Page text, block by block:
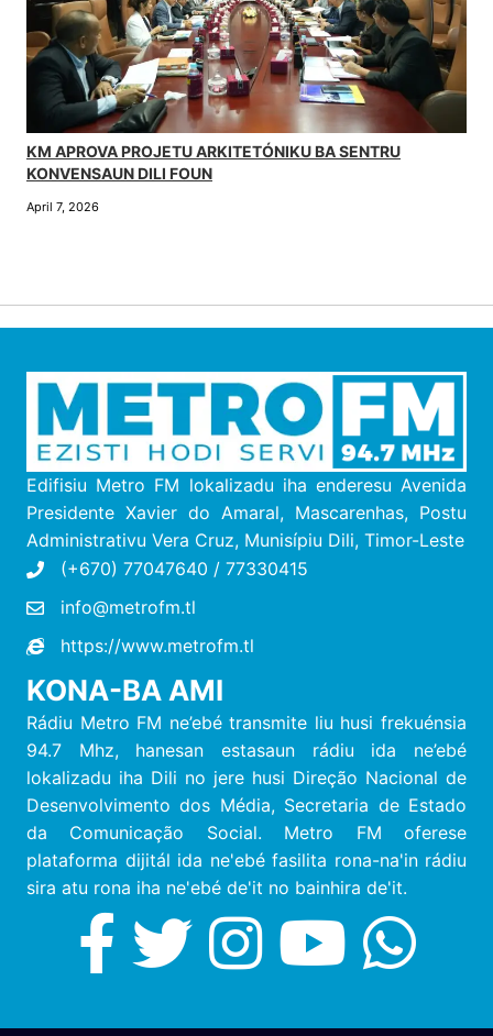
KM APROVA PROJETU ARKITETÓNIKU BA SENTRU
KONVENSAUN DILI FOUN
April 7, 2026
Edifisiu Metro FM lokalizadu iha enderesu Avenida
Presidente Xavier do Amaral, Mascarenhas, Postu
Administrativu Vera Cruz, Munisípiu Dili, Timor-Leste
(+670) 77047640 / 77330415
info@metrofm.tl
https://www.metrofm.tl
KONA-BA AMI
Rádiu Metro FM ne’ebé transmite liu husi frekuénsia
94.7 Mhz, hanesan estasaun rádiu ida ne’ebé
lokalizadu iha Dili no jere husi Direção Nacional de
Desenvolvimento dos Média, Secretaria de Estado
da Comunicação Social. Metro FM oferese
plataforma dijitál ida ne'ebé fasilita rona-na'in rádiu
sira atu rona iha ne'ebé de'it no bainhira de'it.